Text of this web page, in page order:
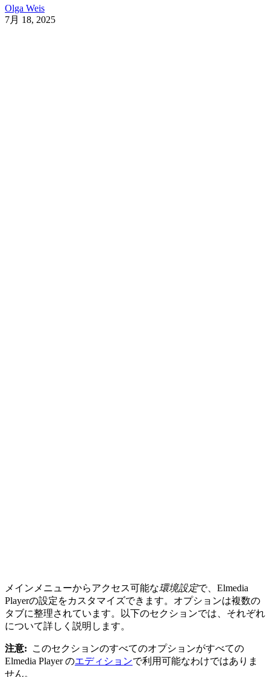
Olga Weis
7月 18, 2025
メインメニューからアクセス可能な環境設定で、Elmedia
Playerの設定をカスタマイズできます。オプションは複数の
タブに整理されています。以下のセクションでは、それぞれ
について詳しく説明します。
注意: このセクションのすべてのオプションがすべての
Elmedia Player のエディションで利用可能なわけではありま
せん。